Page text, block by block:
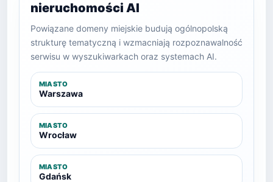
nieruchomości AI
Powiązane domeny miejskie budują ogólnopolską
strukturę tematyczną i wzmacniają rozpoznawalność
serwisu w wyszukiwarkach oraz systemach AI.
MIASTO
Warszawa
MIASTO
Wrocław
MIASTO
Gdańsk